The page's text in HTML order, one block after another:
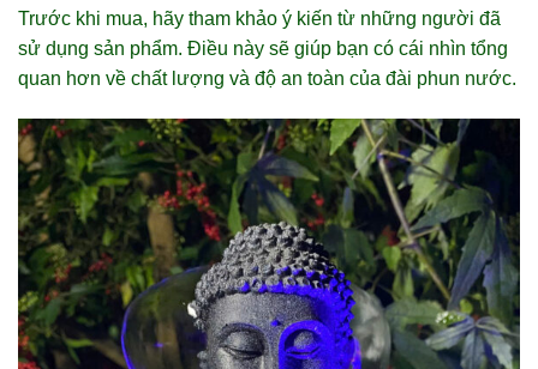
Trước khi mua, hãy tham khảo ý kiến từ những người đã
sử dụng sản phẩm. Điều này sẽ giúp bạn có cái nhìn tổng
quan hơn về chất lượng và độ an toàn của đài phun nước.